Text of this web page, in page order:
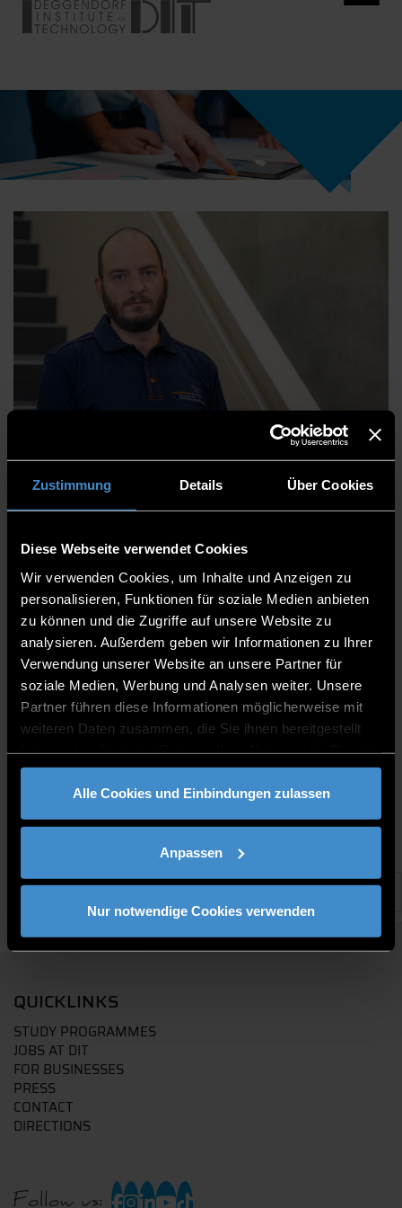
Zustimmung Details Über Cookies
Diese Webseite verwendet Cookies
Wir verwenden Cookies, um Inhalte und Anzeigen zu
personalisieren, Funktionen für soziale Medien anbieten
zu können und die Zugriffe auf unsere Website zu
analysieren. Außerdem geben wir Informationen zu Ihrer
Verwendung unserer Website an unsere Partner für
soziale Medien, Werbung und Analysen weiter. Unsere
Partner führen diese Informationen möglicherweise mit
weiteren Daten zusammen, die Sie ihnen bereitgestellt
gesammelt haben.
Alle Cookies und Einbindungen zulassen
Anpassen
Nur notwendige Cookies verwenden
Pascal Mülhausen
Centre for Applied Research
Campus Weißenburg
Member of the staff team
2.04
09141/874669-204
QUICKLINKS
STUDY PROGRAMMES
JOBS AT DIT
FOR BUSINESSES
PRESS
CONTACT
DIRECTIONS
Follow us: